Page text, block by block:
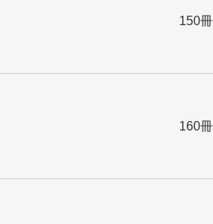
150冊
160冊